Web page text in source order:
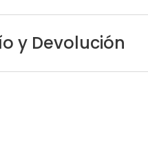
y Devolución